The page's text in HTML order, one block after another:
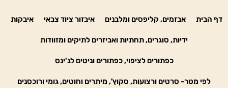
דף הבית אבזמים, קליפסים ומלבנים איבזור ציוד צבאי איבקות
ידיות, סוגרים, תחתיות ואביזרים לתיקים ומזוודות
כפתורים לציפוי, כפתורים וניטים לג'ינס
לפי מטר- סרטים ורצועות, סקוץ', מיתרים וחוטים, גומי ורוכסנים